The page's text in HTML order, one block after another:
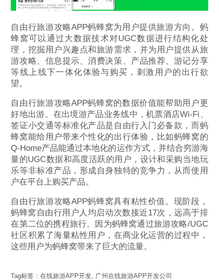
自由行旅游攻略APP蚂蜂窝为用户提供旅游方向。蚂
蜂窝可以通过大数据技术对UGC数据进行结构化处
理，挖掘用户兴趣点和旅游需求，并为用户提供从旅
游攻略、信息提示、消费决策、产品推荐、游记分享
等线上线下一体化体验与购买，刺激用户的出行欲
望。
自由行旅游攻略APP蚂蜂窝的数据价值能帮助用户更
好地出游。在出境游产品业务线中，机票酒店Wi-Fi、
签证小交通等标准化产品是自由行入门必备款，而蚂
蜂窝能给用户带来个性化的出行体验，比如蚂蜂窝的
Q-Home产品能通过本地化的运作方式，并结合穷游海
量的UGC数据和高度活跃的用户，设计和采购当地玩
乐等非标准产品，形成自身独特的竞争力，从而使用
户在平台上购买产品。
自由行旅游攻略APP蚂蜂窝具有粘性价值。现阶段，
蚂蜂窝自由行用户人均启动次数接近17次，远高于排
在第二位的携程旅行。因为蚂蜂窝通过旅游攻略/UGC
社区积累了海量粘性用户，在商业化运营的过程中，
这些用户为蚂蜂窝带来了巨大的流量。
Tag标签：在线旅游APP开发 广州在线旅游APP开发公司